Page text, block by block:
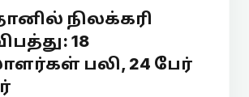
நிலக்கரி
18
பலி, 24 பேர்